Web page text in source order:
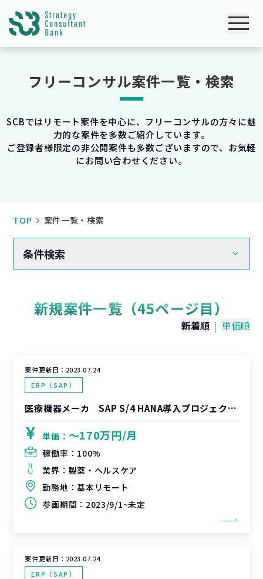
フリーコンサル案件一覧・検索
SCBではリモート案件を中心に、フリーコンサルの方々に魅
力的な案件を多数ご紹介しています。
ご登録者様限定の非公開案件も多数ございますので、お気軽
にお問い合わせください。
TOP 案件一覧・検索
条件検索
新規案件一覧（45ページ目）
新着順 | 単価順
案件更新日： 2023.07.24
ERP（SAP）
医療機器メーカ SAP S/4 HANA導入プロジェクト（FICOリードポジション）
単価： 〜170万円/月
稼働率： 100%
業界： 製薬・ヘルスケア
勤務地：基本リモート
参画期間： 2023/9/1~未定
案件更新日： 2023.07.24
ERP（SAP）